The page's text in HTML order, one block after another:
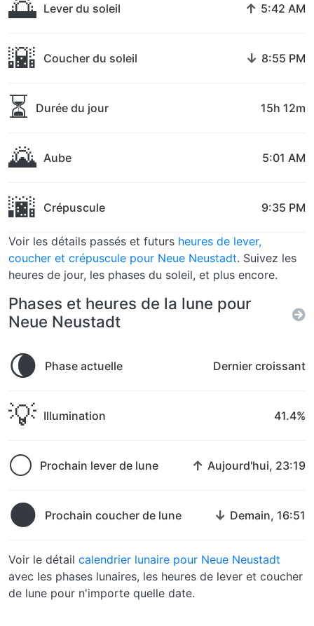
🌅 Lever du soleil ↑ 5:42 AM
🌇 Coucher du soleil ↓ 8:55 PM
⏳ Durée du jour 15h 12m
🌄 Aube 5:01 AM
🌆 Crépuscule 9:35 PM
Voir les détails passés et futurs heures de lever,
coucher et crépuscule pour Neue Neustadt. Suivez les
heures de jour, les phases du soleil, et plus encore.
Phases et heures de la lune pour
Neue Neustadt
🌘 Phase actuelle Dernier croissant
💡 Illumination 41.4%
🌕 Prochain lever de lune ↑ Aujourd'hui, 23:19
🌑 Prochain coucher de lune ↓ Demain, 16:51
Voir le détail calendrier lunaire pour Neue Neustadt
avec les phases lunaires, les heures de lever et coucher
de lune pour n'importe quelle date.